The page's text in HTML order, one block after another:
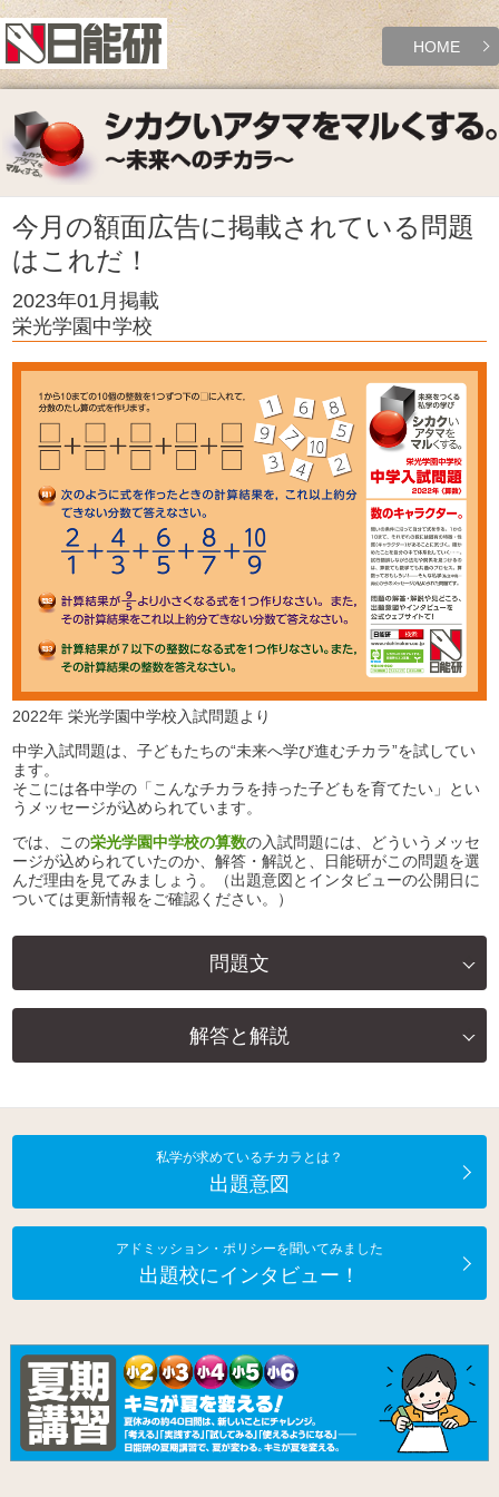
HOME
今月の額面広告に掲載されている問題
はこれだ！
2023年01月掲載
栄光学園中学校
2022年 栄光学園中学校入試問題より
中学入試問題は、子どもたちの“未来へ学び進むチカラ”を試してい
ます。
そこには各中学の「こんなチカラを持った子どもを育てたい」とい
うメッセージが込められています。
では、この栄光学園中学校の算数の入試問題には、どういうメッセ
ージが込められていたのか、解答・解説と、日能研がこの問題を選
んだ理由を見てみましょう。（出題意図とインタビューの公開日に
ついては更新情報をご確認ください。）
問題文
解答と解説
私学が求めているチカラとは？
出題意図
アドミッション・ポリシーを聞いてみました
出題校にインタビュー！